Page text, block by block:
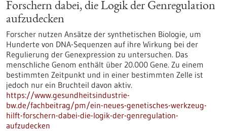
Forschern dabei, die Logik der Genregulation
aufzudecken
Forscher nutzen Ansätze der synthetischen Biologie, um
Hunderte von DNA-Sequenzen auf ihre Wirkung bei der
Regulierung der Genexpression zu untersuchen. Das
menschliche Genom enthält über 20.000 Gene. Zu einem
bestimmten Zeitpunkt und in einer bestimmten Zelle ist
jedoch nur ein Bruchteil davon aktiv.
https://www.gesundheitsindustrie-
bw.de/fachbeitrag/pm/ein-neues-genetisches-werkzeug-
hilft-forschern-dabei-die-logik-der-genregulation-
aufzudecken